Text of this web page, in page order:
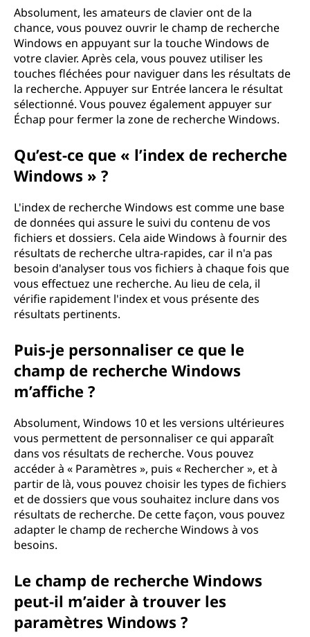
Absolument, les amateurs de clavier ont de la
chance, vous pouvez ouvrir le champ de recherche
Windows en appuyant sur la touche Windows de
votre clavier. Après cela, vous pouvez utiliser les
touches fléchées pour naviguer dans les résultats de
la recherche. Appuyer sur Entrée lancera le résultat
sélectionné. Vous pouvez également appuyer sur
Échap pour fermer la zone de recherche Windows.
Qu’est-ce que « l’index de recherche
Windows » ?
L'index de recherche Windows est comme une base
de données qui assure le suivi du contenu de vos
fichiers et dossiers. Cela aide Windows à fournir des
résultats de recherche ultra-rapides, car il n'a pas
besoin d'analyser tous vos fichiers à chaque fois que
vous effectuez une recherche. Au lieu de cela, il
vérifie rapidement l'index et vous présente des
résultats pertinents.
Puis-je personnaliser ce que le
champ de recherche Windows
m’affiche ?
Absolument, Windows 10 et les versions ultérieures
vous permettent de personnaliser ce qui apparaît
dans vos résultats de recherche. Vous pouvez
accéder à « Paramètres », puis « Rechercher », et à
partir de là, vous pouvez choisir les types de fichiers
et de dossiers que vous souhaitez inclure dans vos
résultats de recherche. De cette façon, vous pouvez
adapter le champ de recherche Windows à vos
besoins.
Le champ de recherche Windows
peut-il m’aider à trouver les
paramètres Windows ?